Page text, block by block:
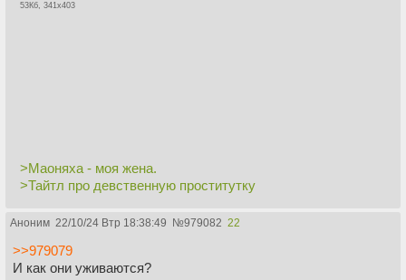
53Кб, 341x403
>Маоняха - моя жена.
>Тайтл про девственную проститутку
Аноним 22/10/24 Втр 18:38:49 №979082 22
>>979079
И как они уживаются?